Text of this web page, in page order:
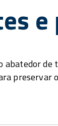
abatedor de
preservar